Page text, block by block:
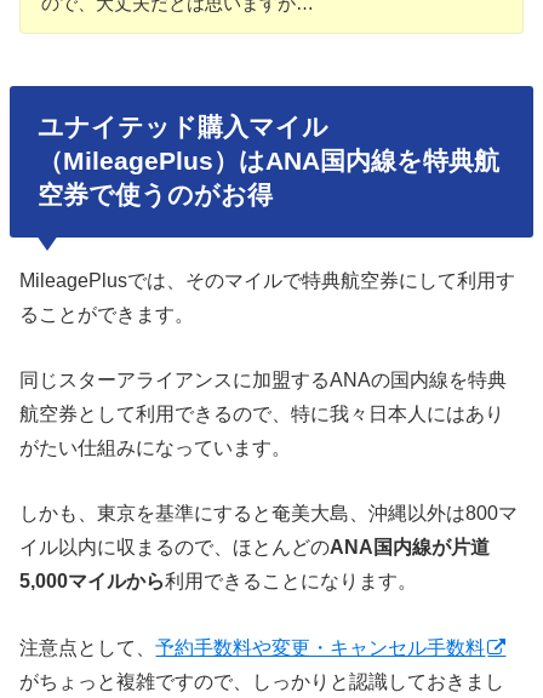
ユナイテッド購入マイル
（MileagePlus）はANA国内線を特典航
空券で使うのがお得
MileagePlusでは、そのマイルで特典航空券にして利用す
ることができます。
同じスターアライアンスに加盟するANAの国内線を特典
航空券として利用できるので、特に我々日本人にはあり
がたい仕組みになっています。
しかも、東京を基準にすると奄美大島、沖縄以外は800マ
イル以内に収まるので、ほとんどのANA国内線が片道
5,000マイルから利用できることになります。
注意点として、予約手数料や変更・キャンセル手数料
がちょっと複雑ですので、しっかりと認識しておきまし